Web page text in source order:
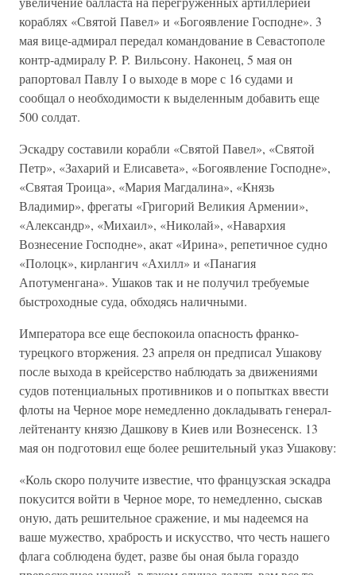
кораблях «Святой Павел» и «Богоявление Господне». 3
мая вице-адмирал передал командование в Севастополе
контр-адмиралу P. P. Вильсону. Наконец, 5 мая он
рапортовал Павлу I о выходе в море с 16 судами и
сообщал о необходимости к выделенным добавить еще
500 солдат.
Эскадру составили корабли «Святой Павел», «Святой
Петр», «Захарий и Елисавета», «Богоявление Господне»,
«Святая Троица», «Мария Магдалина», «Князь
Владимир», фрегаты «Григорий Великия Армении»,
«Александр», «Михаил», «Николай», «Навархия
Вознесение Господне», акат «Ирина», репетичное судно
«Полоцк», кирлангич «Ахилл» и «Панагия
Апотуменгана». Ушаков так и не получил требуемые
быстроходные суда, обходясь наличными.
Императора все еще беспокоила опасность франко-
турецкого вторжения. 23 апреля он предписал Ушакову
после выхода в крейсерство наблюдать за движениями
судов потенциальных противников и о попытках ввести
флоты на Черное море немедленно докладывать генерал-
лейтенанту князю Дашкову в Киев или Вознесенск. 13
мая он подготовил еще более решительный указ Ушакову:
«Коль скоро получите известие, что французская эскадра
покусится войти в Черное море, то немедленно, сыскав
оную, дать решительное сражение, и мы надеемся на
ваше мужество, храбрость и искусство, что честь нашего
флага соблюдена будет, разве бы оная была гораздо